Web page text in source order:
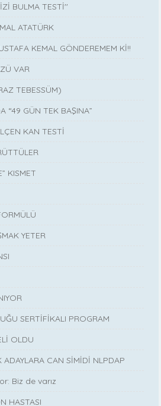
BULMA TESTİ''
ATATÜRK
KEMAL GÖNDEREMEM Kİ!!
VAR
TEBESSÜM)
“49 GÜN TEK BAŞINA”
KAN TESTİ
KISMET
YETER
SERTİFİKALI PROGRAM
OLDU
ADAYLARA CAN SİMİDİ NLPDAP
Biz de varız
HASTASI